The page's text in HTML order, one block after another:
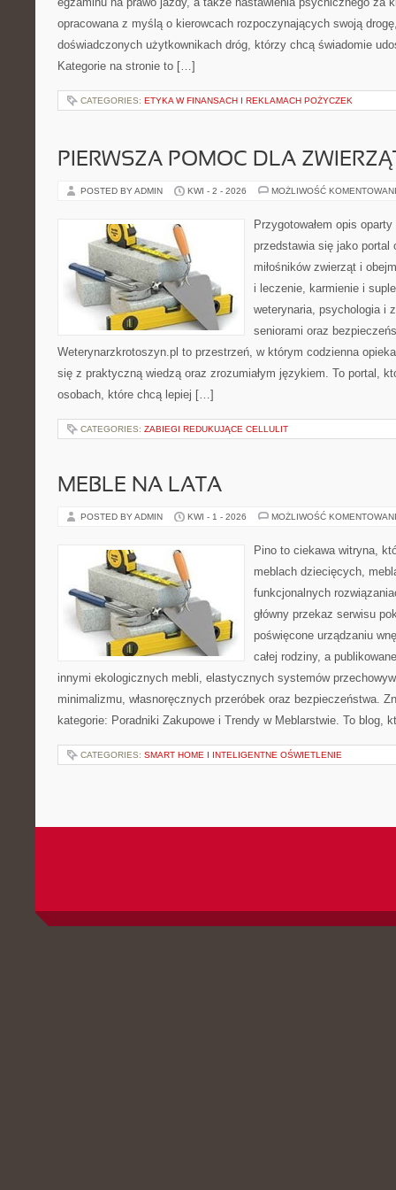
opracowana z myślą o kierowcach rozpoczynających swoją
doświadczonych użytkownikach dróg, którzy chcą świadomie
Kategorie na stronie to […]
CATEGORIES: ETYKA W FINANSACH I REKLAMACH POŻYCZEK
PIERWSZA POMOC DLA
POSTED BY ADMIN KWI - 2 - 2026 MOŻLIWOŚĆ
Przygotowałem opis
przedstawia się jako portal
miłośników zwierząt i
i leczenie, karmienie i
weterynaria, psychologia i
seniorami oraz
Weterynarzkrotoszyn.pl to przestrzeń, w którym codzienna
się z praktyczną wiedzą oraz zrozumiałym językiem. To portal,
osobach, które chcą lepiej […]
CATEGORIES: ZABIEGI REDUKUJĄCE CELLULIT
MEBLE NA LATA
POSTED BY ADMIN KWI - 1 - 2026 MOŻLIWOŚĆ
Pino to ciekawa witryna,
meblach dziecięcych,
funkcjonalnych
główny przekaz serwisu
poświęcone urządzaniu
całej rodziny, a
innymi ekologicznych mebli, elastycznych systemów
minimalizmu, własnoręcznych przeróbek oraz bezpieczeństwa.
kategorie: Poradniki Zakupowe i Trendy w Meblarstwie. To blog,
CATEGORIES: SMART HOME I INTELIGENTNE OŚWIETLENIE